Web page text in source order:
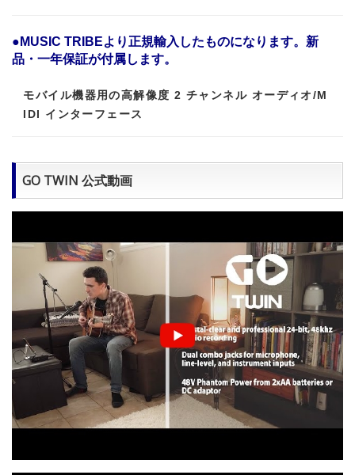
●MUSIC TRIBEより正規輸入したものになります。新
品・一年保証が付属します。
モバイル機器用の高解像度 2 チャンネル オーディオ/M
IDI インターフェース
GO TWIN 公式動画